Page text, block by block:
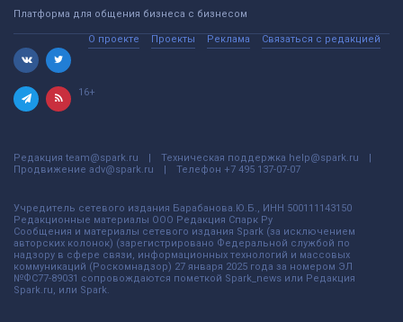
Платформа для общения бизнеса с бизнесом
О проекте Проекты Реклама Связаться с редакцией
16+
Редакция team@spark.ru Техническая поддержка help@spark.ru
Продвижение adv@spark.ru Телефон +7 495 137-07-07
Учредитель сетевого издания Барабанова.Ю.Б., ИНН 500111143150
Редакционные материалы ООО Редакция Спарк Ру
Сообщения и материалы сетевого издания Spark (за исключением
авторских колонок) (зарегистрировано Федеральной службой по
надзору в сфере связи, информационных технологий и массовых
коммуникаций (Роскомнадзор) 27 января 2025 года за номером ЭЛ
№ФС77-89031 сопровождаются пометкой Spark_news или Редакция
Spark.ru, или Spark.